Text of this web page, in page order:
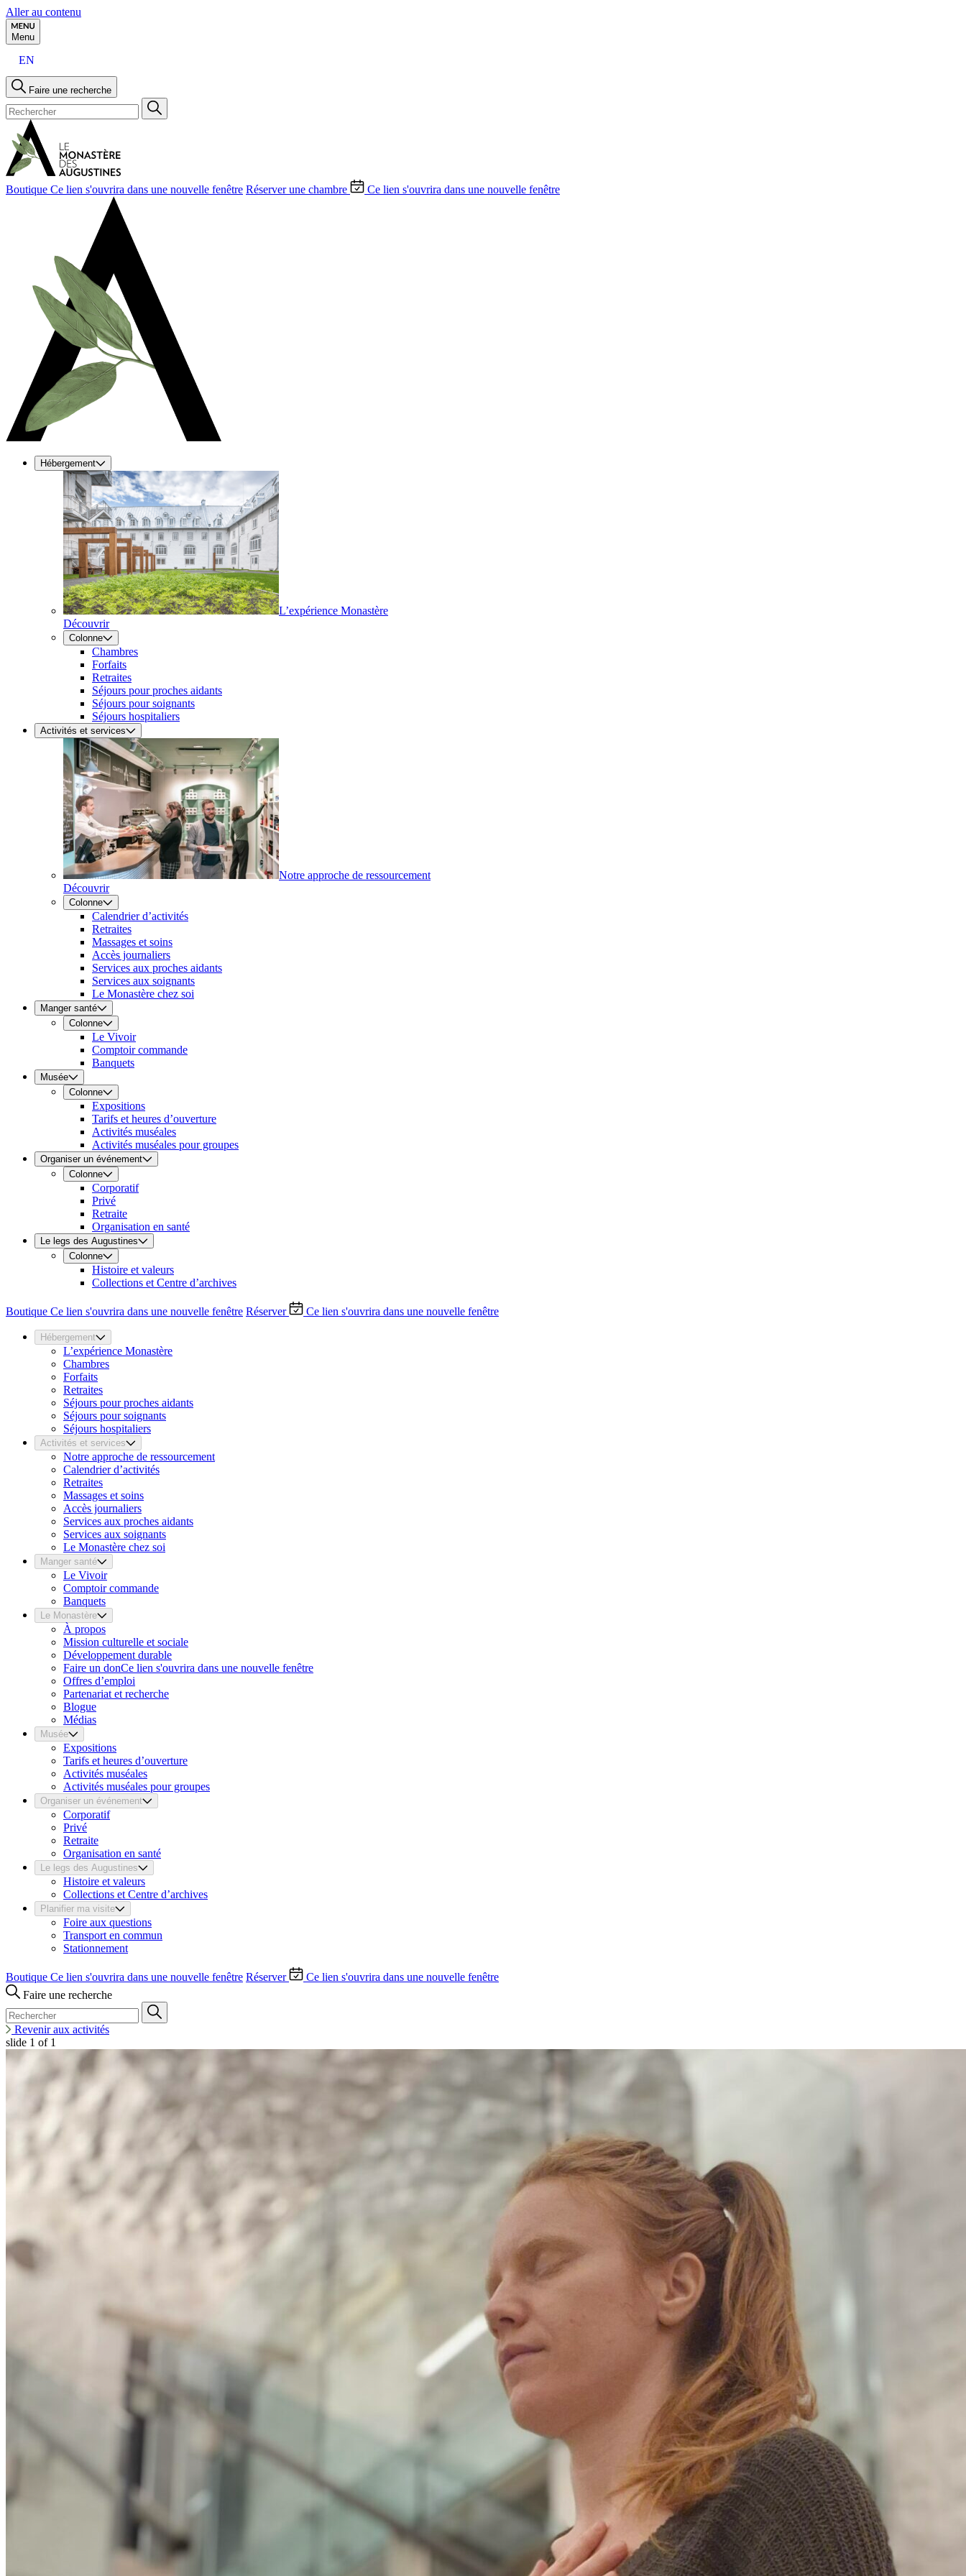
Aller au contenu
Menu
EN
Faire une recherche
Boutique Ce lien s'ouvrira dans une nouvelle fenêtre Réserver une chambre Ce lien s'ouvrira dans une nouvelle fenêtre
Hébergement
L’expérience Monastère
Découvrir
Colonne
Chambres
Forfaits
Retraites
Séjours pour proches aidants
Séjours pour soignants
Séjours hospitaliers
Activités et services
Notre approche de ressourcement
Découvrir
Colonne
Calendrier d’activités
Retraites
Massages et soins
Accès journaliers
Services aux proches aidants
Services aux soignants
Le Monastère chez soi
Manger santé
Colonne
Le Vivoir
Comptoir commande
Banquets
Musée
Colonne
Expositions
Tarifs et heures d’ouverture
Activités muséales
Activités muséales pour groupes
Organiser un événement
Colonne
Corporatif
Privé
Retraite
Organisation en santé
Le legs des Augustines
Colonne
Histoire et valeurs
Collections et Centre d’archives
Boutique Ce lien s'ouvrira dans une nouvelle fenêtre Réserver Ce lien s'ouvrira dans une nouvelle fenêtre
Hébergement
L’expérience Monastère
Chambres
Forfaits
Retraites
Séjours pour proches aidants
Séjours pour soignants
Séjours hospitaliers
Activités et services
Notre approche de ressourcement
Calendrier d’activités
Retraites
Massages et soins
Accès journaliers
Services aux proches aidants
Services aux soignants
Le Monastère chez soi
Manger santé
Le Vivoir
Comptoir commande
Banquets
Le Monastère
À propos
Mission culturelle et sociale
Développement durable
Faire un donCe lien s'ouvrira dans une nouvelle fenêtre
Offres d’emploi
Partenariat et recherche
Blogue
Médias
Musée
Expositions
Tarifs et heures d’ouverture
Activités muséales
Activités muséales pour groupes
Organiser un événement
Corporatif
Privé
Retraite
Organisation en santé
Le legs des Augustines
Histoire et valeurs
Collections et Centre d’archives
Planifier ma visite
Foire aux questions
Transport en commun
Stationnement
Boutique Ce lien s'ouvrira dans une nouvelle fenêtre Réserver
Ce lien s'ouvrira dans une nouvelle fenêtre
Faire une recherche
Revenir aux activités
slide 1 of 1